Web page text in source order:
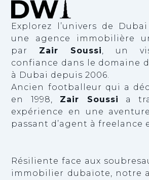
Explorez l’univers de
une agence immobilière
par Zair Soussi
, un
confiance dans le domaine
à Dubai depuis 2006.
Ancien footballeur qui a
en 1998, Zair Soussi a
expérience en une
passant d’agent à freelance
Résiliente face aux
immobilier dubaïote, notre